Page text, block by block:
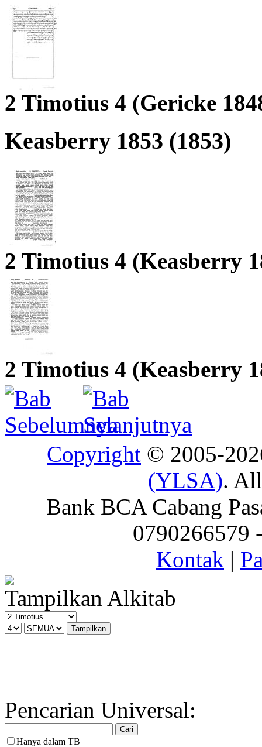
2 Timotius 4 (Gericke
Keasberry 1853 (1853)
2 Timotius 4 (Keasberry
2 Timotius 4 (Keasberry
Copyright © 2005-
(YLSA).
Bank BCA Cabang
0790266579
Kontak |
Tampilkan Alkitab
Pencarian Universal:
Hanya dalam TB